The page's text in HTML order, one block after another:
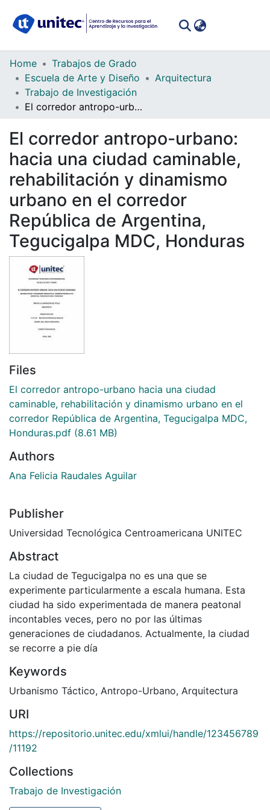
Communities
Collections
Statistics
Home
Trabajos de Grado
Escuela de Arte y Diseño
Arquitectura
Trabajo de Investigación
El corredor antropo-urbano: hacia una ciudad caminable, rehabilitación y dinamismo urbano en el corredor República de Argentina, Tegucigalpa MDC, Honduras
El corredor antropo-urbano:
hacia una ciudad caminable,
rehabilitación y dinamismo
urbano en el corredor
República de Argentina,
Tegucigalpa MDC, Honduras
Files
El corredor antropo-urbano hacia una ciudad
caminable, rehabilitación y dinamismo urbano en el
corredor República de Argentina, Tegucigalpa MDC,
Honduras.pdf (8.61 MB)
Authors
Ana Felicia Raudales Aguilar
Publisher
Universidad Tecnológica Centroamericana UNITEC
Abstract
La ciudad de Tegucigalpa no es una que se
experimente particularmente a escala humana. Esta
ciudad ha sido experimentada de manera peatonal
incontables veces, pero no por las últimas
generaciones de ciudadanos. Actualmente, la ciudad
se recorre a pie día
Keywords
Urbanismo Táctico, Antropo-Urbano, Arquitectura
URI
https://repositorio.unitec.edu/xmlui/handle/123456789
/11192
Collections
Trabajo de Investigación